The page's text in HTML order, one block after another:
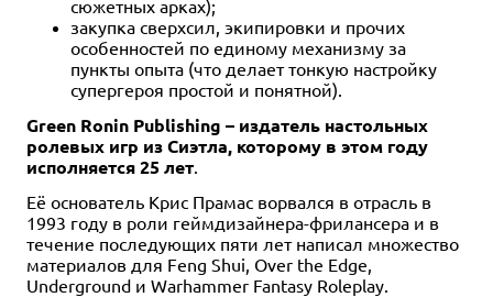
сюжетных арках);
закупка сверхсил, экипировки и прочих
особенностей по единому механизму за
пункты опыта (что делает тонкую настройку
супергероя простой и понятной).
Green Ronin Publishing – издатель настольных
ролевых игр из Сиэтла, которому в этом году
исполняется 25 лет.
Её основатель Крис Прамас ворвался в отрасль в
1993 году в роли геймдизайнера-фрилансера и в
течение последующих пяти лет написал множество
материалов для Feng Shui, Over the Edge,
Underground и Warhammer Fantasy Roleplay.